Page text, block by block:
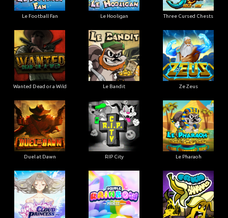
Le Football Fan Le Hooligan Three Cursed Chests
Wanted Dead or a Wild Le Bandit Ze Zeus
Duel at Dawn RIP City Le Pharaoh